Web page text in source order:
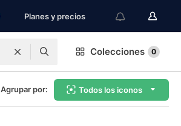
Planes y precios
Colecciones 0
Agrupar por: Todos los iconos